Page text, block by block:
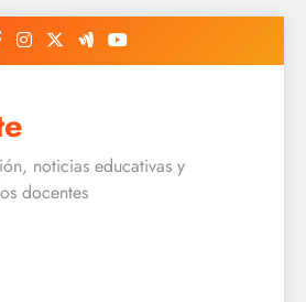
noticias educativas y
docentes